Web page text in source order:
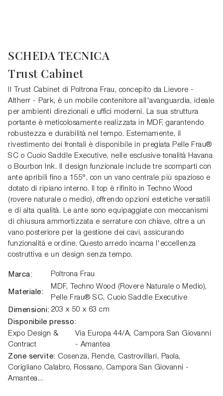
SCHEDA TECNICA
Trust Cabinet
Il Trust Cabinet di Poltrona Frau, concepito da Lievore -
Altherr - Park, è un mobile contenitore all'avanguardia, ideale
per ambienti direzionali e uffici moderni. La sua struttura
portante è meticolosamente realizzata in MDF, garantendo
robustezza e durabilità nel tempo. Esternamente, il
rivestimento dei frontali è disponibile in pregiata Pelle Frau®
SC o Cuoio Saddle Executive, nelle esclusive tonalità Havana
o Bourbon Ink. Il design funzionale include tre scomparti con
ante apribili fino a 155°, con un vano centrale più spazioso e
dotato di ripiano interno. Il top è rifinito in Techno Wood
(rovere naturale o medio), offrendo opzioni estetiche versatili
e di alta qualità. Le ante sono equipaggiate con meccanismi
di chiusura ammortizzata e serrature con chiave, oltre a un
vano posteriore per la gestione dei cavi, assicurando
funzionalità e ordine. Questo arredo incarna l'eccellenza
costruttiva e un design senza tempo.
Marca: Poltrona Frau
Materiale:
MDF, Techno Wood (Rovere Naturale o Medio),
Pelle Frau® SC, Cuoio Saddle Executive
Dimensioni: 203 x 50 x 63 cm
Disponibile presso:
Expo Design &
Contract
Via Europa 44/A, Campora San Giovanni
- Amantea
Zone servite: Cosenza, Rende, Castrovillari, Paola,
Corigliano Calabro, Rossano, Campora San Giovanni -
Amantea...